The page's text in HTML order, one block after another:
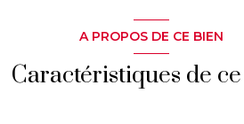
A PROPOS DE CE BIEN
Caractéristiques de